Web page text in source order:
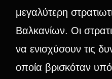
μεγαλύτερη
Βαλκανίων. Οι
να ενισχύσουν τις
οποία βρισκόταν